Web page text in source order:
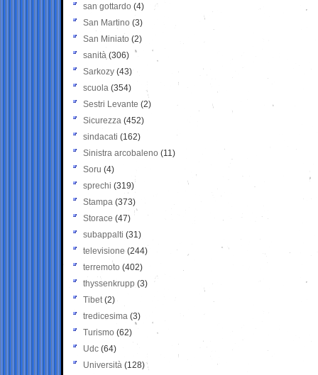
san gottardo (4)
San Martino (3)
San Miniato (2)
sanità (306)
Sarkozy (43)
scuola (354)
Sestri Levante (2)
Sicurezza (452)
sindacati (162)
Sinistra arcobaleno (11)
Soru (4)
sprechi (319)
Stampa (373)
Storace (47)
subappalti (31)
televisione(244)
terremoto (402)
thyssenkrupp (3)
Tibet(2)
tredicesima (3)
Turismo (62)
Udc (64)
Università (128)